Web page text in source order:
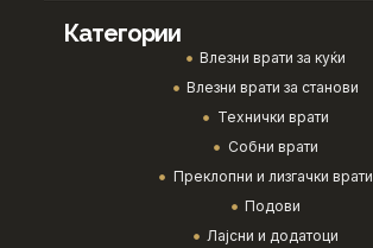
Категории
Влезни врати за куќи
Влезни врати за станови
Технички врати
Собни врати
Преклопни и лизгачки врати
Подови
Лајсни и додатоци